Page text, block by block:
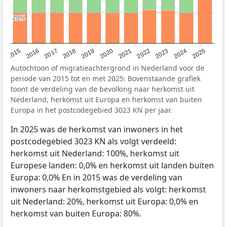
2015 2016 2017 2018 2019 2020 2021 2022 2023 2024 2025
20%
20%
Autochtoon of migratieachtergrond in Nederland voor de
periode van 2015 tot en met 2025: Bovenstaande grafiek
toont de verdeling van de bevolking naar herkomst uit
Nederland, herkomst uit Europa en herkomst van buiten
Europa in het postcodegebied 3023 KN per jaar.
In 2025 was de herkomst van inwoners in het
postcodegebied 3023 KN als volgt verdeeld:
herkomst uit Nederland: 100%, herkomst uit
Europese landen: 0,0% en herkomst uit landen buiten
Europa: 0,0% En in 2015 was de verdeling van
inwoners naar herkomstgebied als volgt: herkomst
uit Nederland: 20%, herkomst uit Europa: 0,0% en
herkomst van buiten Europa: 80%.